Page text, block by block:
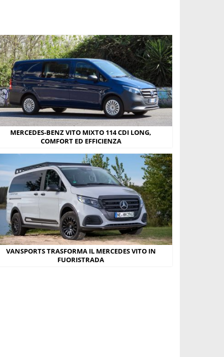
MERCEDES-BENZ VITO MIXTO 114 CDI LONG,
COMFORT ED EFFICIENZA
VANSPORTS TRASFORMA IL MERCEDES VITO IN
FUORISTRADA